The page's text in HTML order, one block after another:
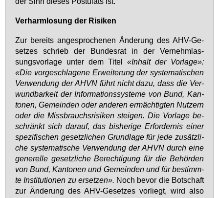
Ver­harm­lo­sung der Ri­si­ken
Zur be­reits an­ge­spro­che­nen Än­de­rung des AHV-Ge­
set­zes schrieb der Bun­des­rat in der Ver­nehm­las­
sungs­vor­la­ge un­ter dem Ti­tel«In­halt der Vor­la­ge»:
«Die vor­ge­schla­ge­ne Er­wei­te­rung der sys­te­ma­ti­schen
Ver­wen­dung der AHVN führt nicht da­zu, dass die Ver­
wund­bar­keit der In­for­ma­ti­ons­sys­te­me von Bund, Kan­
to­nen, Ge­mein­den oder an­de­ren er­mäch­tig­ten Nut­zern
oder die Miss­brauchs­ri­si­ken stei­gen. Die Vor­la­ge be­
schränkt sich dar­auf, das bis­he­ri­ge Er­for­der­nis ei­ner
spe­zi­fi­schen ge­setz­li­chen Grund­la­ge für je­de zu­sätz­li­
che sys­te­ma­ti­sche Ver­wen­dung der AHVN durch ei­ne
ge­ne­rel­le ge­setz­li­che Be­rech­ti­gung für die Be­hör­den
von Bund, Kan­to­nen und Ge­mein­den und für be­stimm­
te In­sti­tu­tio­nen zu er­set­zen». Noch be­vor die Bot­schaft
zur Än­de­rung des AHV-Ge­set­zes vor­liegt, wird al­so